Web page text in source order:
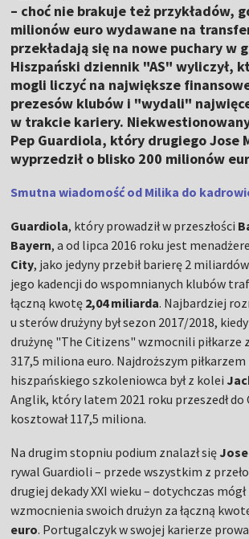
– choć nie brakuje też przykładów,
milionów euro wydawane na
przekładają się na nowe puchary w
Hiszpański dziennik "AS" wyliczył,
mogli liczyć na największe
prezesów klubów i "wydali"
w trakcie kariery.
Pep Guardiola, który drugiego Jose
wyprzedził o blisko 200 milionów
Smutna wiadomość od Milika do
Guardiola, który prowadził w przeszłości
Bayern, a od lipca 2016 roku jest
City, jako jedyny przebił barierę 2
jego kadencji do wspomnianych klubów
łączną kwotę 2,04 miliarda. Najbardziej
u sterów drużyny był sezon 2017/2018,
drużynę "The Citizens" wzmocnili piłkarze
317,5 miliona euro. Najdroższym
hiszpańskiego szkoleniowca był z kolei
Anglik, który latem 2021 roku przeszedł do
kosztował 117,5 miliona.
Na drugim stopniu podium znalazł się
rywal Guardioli – przede wszystkim z
drugiej dekady XXI wieku – dotychczas
wzmocnienia swoich drużyn za łączną
euro. Portugalczyk w swojej karierze